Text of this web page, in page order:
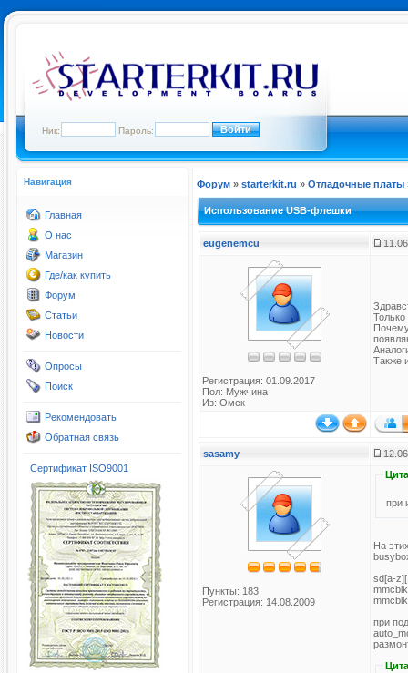
Ник: Пароль:
Навигация
Главная
О нас
Магазин
Где/как купить
Форум
Статьи
Новости
Опросы
Поиск
Рекомендовать
Обратная связь
Сертификат ISO9001
Форум » starterkit.ru » Отладочные платы
Использование USB-флешки
eugenemcu
Регистрация: 01.09.2017
Пол: Мужчина
Из: Омск
Только
Также
sasamy
Пункты: 183
Регистрация: 14.08.2009
при
На
sd[a-
при